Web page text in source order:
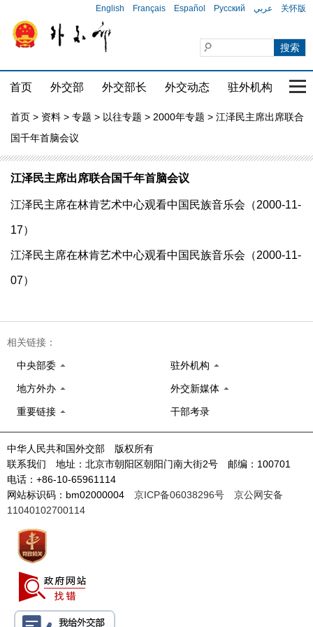
English Français Español Русский عربي 关怀版
首页 外交部 外交部长 外交动态 驻外机构 国
首页 > 资料 > 专题 > 以往专题 > 2000年专题 > 江泽民主席出席联合
国千年首脑会议
江泽民主席出席联合国千年首脑会议
江泽民主席在林肯艺术中心观看中国民族音乐会（2000-11-
17）
江泽民主席在林肯艺术中心观看中国民族音乐会（2000-11-
07）
相关链接：
中央部委 驻外机构
地方外办 外交新媒体
重要链接 干部考录
中华人民共和国外交部 版权所有
联系我们 地址：北京市朝阳区朝阳门南大街2号 邮编：100701
电话：+86-10-65961114
网站标识码：bm02000004 京ICP备06038296号
京公网安备
11040102700114